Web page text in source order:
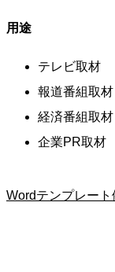
用途
テレビ取材
報道番組取材
経済番組取材
企業PR取材
Wordテンプレート